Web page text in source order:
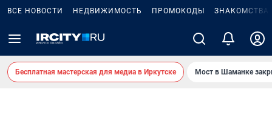
ВСЕ НОВОСТИ НЕДВИЖИМОСТЬ ПРОМОКОДЫ ЗНАКОМСТВА
Бесплатная мастерская для медиа в Иркутске Мост в Шаманке